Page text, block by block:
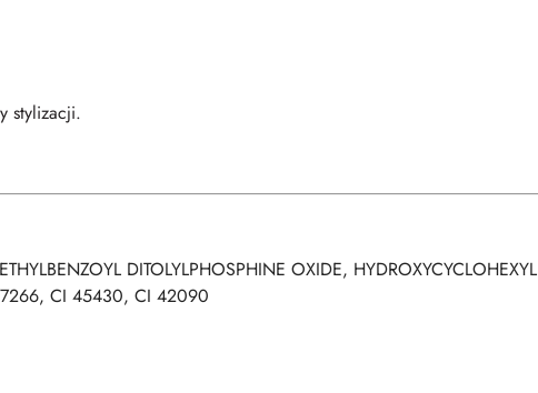
stylizacji.
DITOLYLPHOSPHINE OXIDE, HYDROXYCYCLOHEXYL
CI 45430, CI 42090